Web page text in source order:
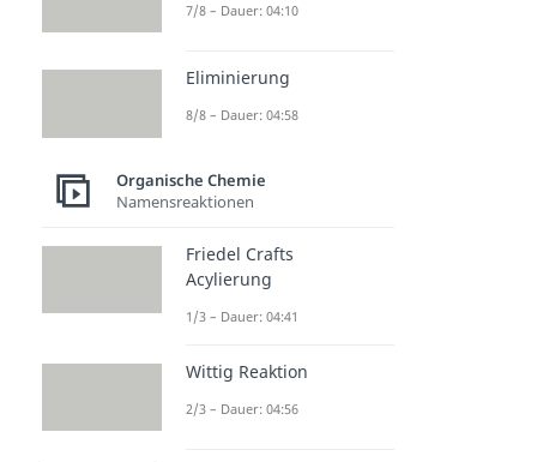
7/8 – Dauer: 04:10
Eliminierung
8/8 – Dauer: 04:58
Organische Chemie
Namensreaktionen
Friedel Crafts
Acylierung
1/3 – Dauer: 04:41
Wittig Reaktion
2/3 – Dauer: 04:56